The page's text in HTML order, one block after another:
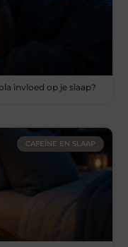
invloed op je slaap?
CAFEÏNE EN SLAAP